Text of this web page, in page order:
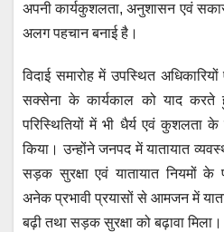
अपनी कार्यकुशलता, अनुशासन एवं
अलग पहचान बनाई है।
विदाई समारोह में उपस्थित
सक्सेना के कार्यकाल को याद करते
परिस्थितियों में भी धैर्य एवं कुशलता के
किया। उन्होंने जनपद में यातायात
सड़क सुरक्षा एवं यातायात नियमों
अनेक प्रभावी प्रयासों से आमजन में
बढ़ी तथा सड़क सुरक्षा को बढ़ावा मिला।